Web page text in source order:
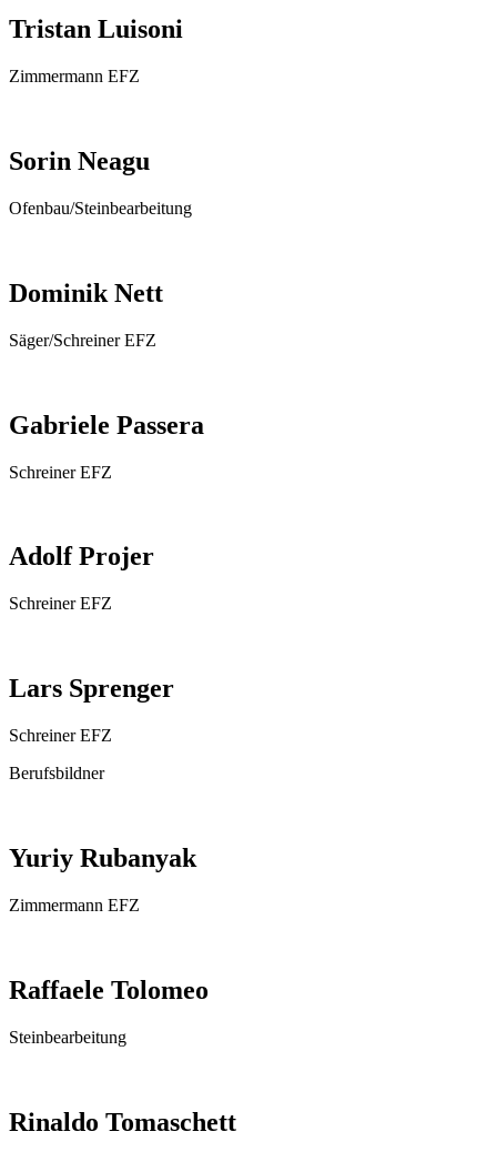
Tristan Luisoni
Zimmermann EFZ
Sorin Neagu
Ofenbau/Steinbearbeitung
Dominik Nett
Säger/Schreiner EFZ
Gabriele Passera
Schreiner EFZ
Adolf Projer
Schreiner EFZ
Lars Sprenger
Schreiner EFZ
Berufsbildner
Yuriy Rubanyak
Zimmermann EFZ
Raffaele Tolomeo
Steinbearbeitung
Rinaldo Tomaschett